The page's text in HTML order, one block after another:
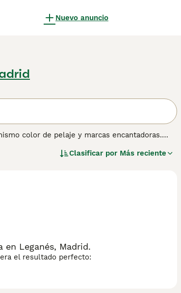
Nuevo anuncio
color de pelaje y marcas encantadoras.
España van surgiendo más y más criadores
sobre esta raza de perro.
Clasificar por Más reciente
en Leganés, Madrid.
el resultado perfecto: